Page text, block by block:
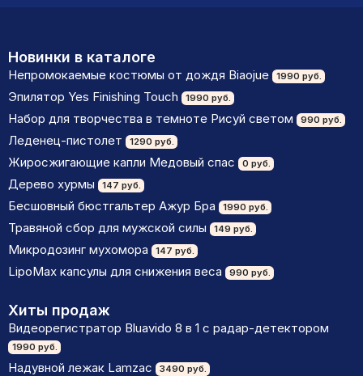
Новинки в каталоге
Непромокаемые костюмы от дождя Biaojue 1990 руб.
Эпилятор Yes Finishing Touch 1990 руб.
Набор для творчества в темноте Рисуй светом 990 руб.
Леденец-пистолет 1290 руб.
Жиросжигающие капли Медовый спас 0 руб.
Дерево хурмы 147 руб.
Бесшовный бюстгальтер Ажур Бра 1990 руб.
Травяной сбор для мужской силы 149 руб.
Микродозинг мухомора 147 руб.
LipoМax капсулы для снижения веса 990 руб.
Хиты продаж
Видеорегистратор Bluavido 8 в 1 с радар-детектором
1990 руб.
Надувной лежак Lamzac 3490 руб.